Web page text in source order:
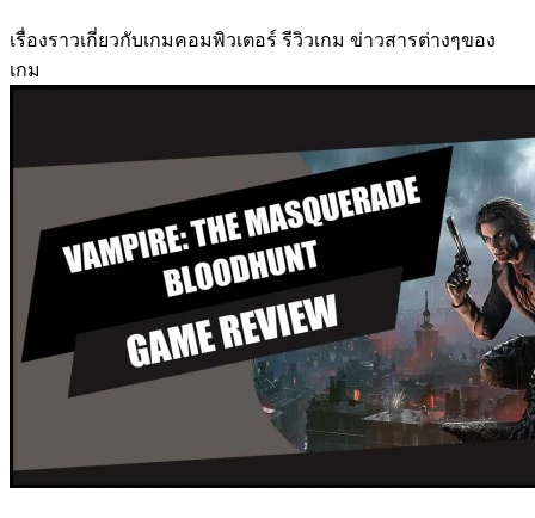
เรื่องราวเกี่ยวกับเกมคอมพิวเตอร์ รีวิวเกม ข่าวสารต่างๆของ
เกม